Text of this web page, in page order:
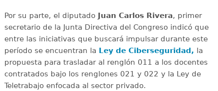
Por su parte, el diputado Juan Carlos Rivera, primer
secretario de la Junta Directiva del Congreso indicó que
entre las iniciativas que buscará impulsar durante este
período se encuentran la Ley de Ciberseguridad, la
propuesta para trasladar al renglón 011 a los docentes
contratados bajo los renglones 021 y 022 y la Ley de
Teletrabajo enfocada al sector privado.